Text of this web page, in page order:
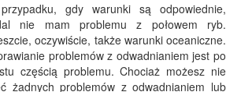
gdy warunki są odpowiednie,
nie mam problemu z połowem ryb.
oczywiście, także warunki oceaniczne.
problemów z odwadnianiem jest po
częścią problemu. Chociaż możesz nie
żadnych problemów z odwadnianiem lub